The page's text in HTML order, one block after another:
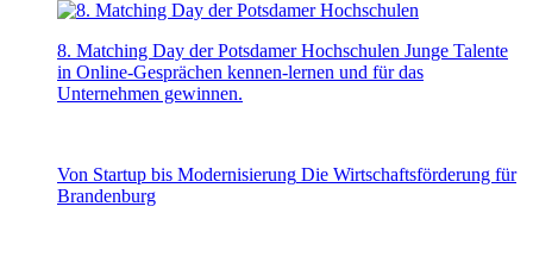
8. Matching Day der Potsdamer Hochschulen Junge Talente
in Online-Gesprächen kennen-lernen und für das
Unternehmen gewinnen.
Von Startup bis Modernisierung Die Wirtschaftsförderung für
Brandenburg